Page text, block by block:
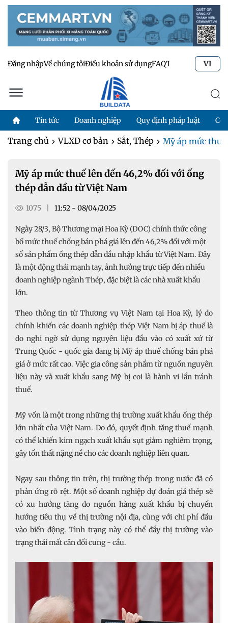
Đăng nhậpVề chúng tôiĐiều khoản sử dụngFAQTư vấn kỹ thuật
VI
Tin tức Doanh nghiệp Quy định pháp luật
Trang chủ VLXD cơ bản Sắt, Thép Mỹ áp mức thuế
Mỹ áp mức thuế lên đến 46,2% đối với ống
thép dẫn dầu từ Việt Nam
1075 11:52 - 08/04/2025
Ngày 28/3, Bộ Thương mại Hoa Kỳ (DOC) chính thức công
bố mức thuế chống bán phá giá lên đến 46,2% đối với một
số sản phẩm ống thép dẫn dầu nhập khẩu từ Việt Nam. Đây
là một động thái mạnh tay, ảnh hưởng trực tiếp đến nhiều
doanh nghiệp ngành Thép, đặc biệt là các nhà xuất khẩu
lớn.
Theo thông tin từ Thương vụ Việt Nam tại Hoa Kỳ, lý do
chính khiến các doanh nghiệp thép Việt Nam bị áp thuế là
do nghi ngờ sử dụng nguyên liệu đầu vào có xuất xứ từ
Trung Quốc - quốc gia đang bị Mỹ áp thuế chống bán phá
giá ở mức rất cao. Việc gia công sản phẩm từ nguồn nguyên
liệu này và xuất khẩu sang Mỹ bị coi là hành vi lẩn tránh
thuế.
Mỹ vốn là một trong những thị trường xuất khẩu ống thép
lớn nhất của Việt Nam. Do đó, quyết định tăng thuế mạnh
có thể khiến kim ngạch xuất khẩu sụt giảm nghiêm trọng,
gây tổn thất nặng nề cho các doanh nghiệp liên quan.
Ngay sau thông tin trên, thị trường thép trong nước đã có
phản ứng rõ rệt. Một số doanh nghiệp dự đoán giá thép sẽ
có xu hướng tăng do nguồn hàng xuất khẩu bị chuyển
hướng tiêu thụ về thị trường nội địa, cùng với chi phí đầu
vào biến động. Tình trạng này có thể đẩy thị trường vào
trạng thái mất cân đối cung - cầu.